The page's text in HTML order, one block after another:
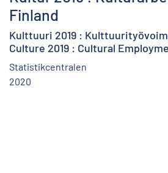
Finland
Kulttuuri 2019 :
Culture 2019 : Cultural
Statistikcentralen
2020